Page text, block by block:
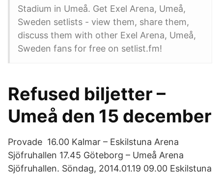
Stadium in Umeå. Get Exel Arena, Umeå,
Sweden setlists - view them, share them,
discuss them with other Exel Arena, Umeå,
Sweden fans for free on setlist.fm!
Refused biljetter –
Umeå den 15 december
Provade 16.00 Kalmar – Eskilstuna Arena
Sjöfruhallen 17.45 Göteborg – Umeå Arena
Sjöfruhallen. Söndag, 2014.01.19 09.00 Eskilstuna